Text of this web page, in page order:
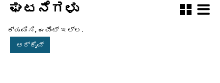
ಘಟನೆಗಳು
ಕ್ಷಮಿಸಿ, ಈವೆಂಟ್ ಇಲ್ಲ.
ಆರ್ಕೈವ್